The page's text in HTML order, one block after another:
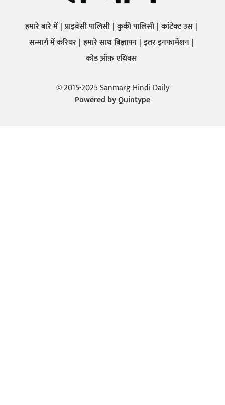
हमारे बारे में प्राइवेसी पालिसी कुकी पालिसी कांटेक्ट उस
सन्मार्ग में करियर हमारे साथ बिज्ञापन इतर इनफार्मेशन
कोड ऑफ़ एथिक्स
© 2015-2025 Sanmarg Hindi Daily
Powered byQuintype